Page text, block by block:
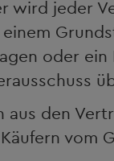
wird jeder
oder
aus den
vom